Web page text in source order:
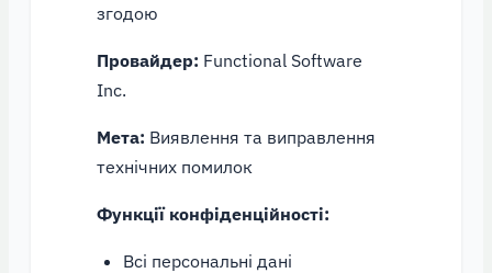
згодою
Провайдер: Functional Software
Inc.
Мета: Виявлення та виправлення
технічних помилок
Функції конфіденційності:
Всі персональні дані